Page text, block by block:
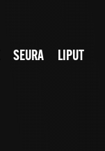
SEURA LIPUT